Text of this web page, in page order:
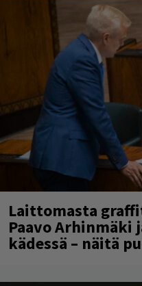
Laittomasta
Paavo Arhinmäki
kädessä – näitä